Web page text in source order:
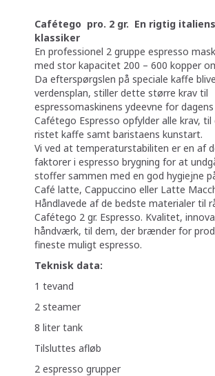
Cafétego pro. 2 gr. En rigtig
klassiker
En professionel 2 gruppe espresso
med stor kapacitet 200 – 600 kopper
Da efterspørgslen på speciale kaffe
verdensplan, stiller dette større krav til
espressomaskinens ydeevne for
Cafétego Espresso opfylder alle krav, til
ristet kaffe samt baristaens kunstart.
Vi ved at temperaturstabiliten er en af
faktorer i espresso brygning for at
stoffer sammen med en god hygiejne
Café latte, Cappuccino eller Latte
Håndlavede af de bedste materialer til
Cafétego 2 gr. Espresso. Kvalitet,
håndværk, til dem, der brænder for
fineste muligt espresso.
Teknisk data:
1 tevand
2 steamer
8 liter tank
Tilsluttes afløb
2 espresso grupper